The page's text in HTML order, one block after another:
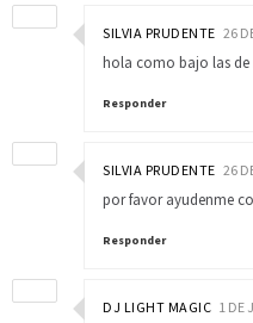
SILVIA PRUDENTE 26
hola como bajo las
Responder
SILVIA PRUDENTE 26
por favor ayudenme
Responder
DJ LIGHT MAGIC 1 DE